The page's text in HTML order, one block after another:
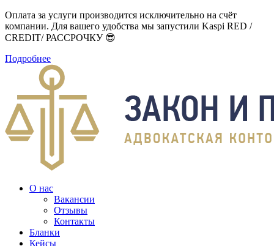
Оплата за услуги производится исключительно на счёт
компании. Для вашего удобства мы запустили Kaspi RED /
CREDIT/ РАССРОЧКУ 😎
Подробнее
О нас
Вакансии
Отзывы
Контакты
Бланки
Кейсы